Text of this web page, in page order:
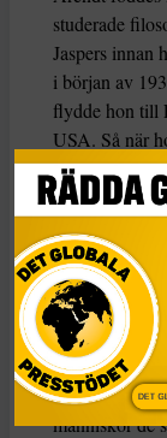
studerade
Jaspers innan
i början av
flydde hon till
USA. Så när
början av
totalitarism.
Totalitarism,
regeringsform
uppfattning
krock mellan
Hur som helst
historiska
människor de
DET